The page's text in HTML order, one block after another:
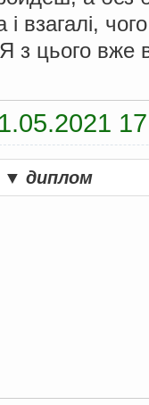
і взагалі,
з цього вже
▼ диплом